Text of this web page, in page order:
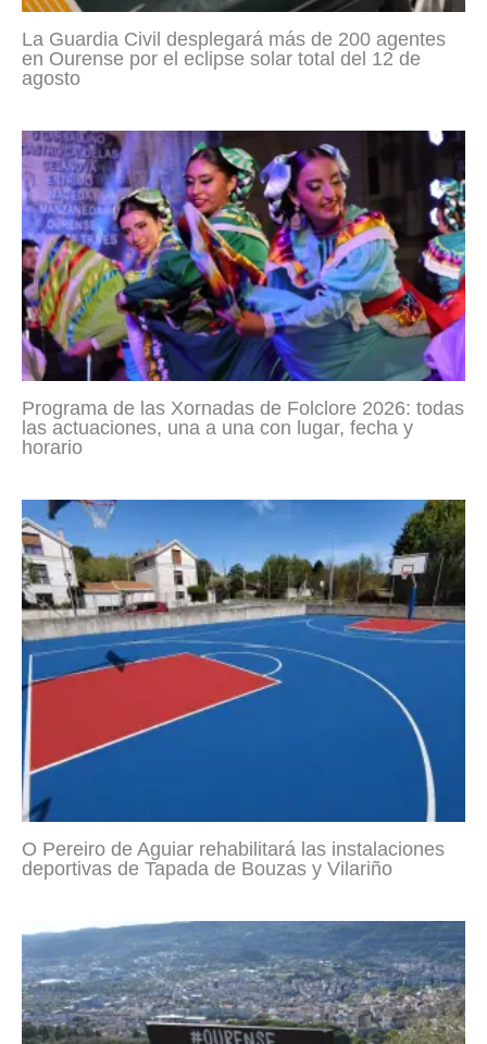
La Guardia Civil desplegará más de 200 agentes
en Ourense por el eclipse solar total del 12 de
agosto
Programa de las Xornadas de Folclore 2026: todas
las actuaciones, una a una con lugar, fecha y
horario
O Pereiro de Aguiar rehabilitará las instalaciones
deportivas de Tapada de Bouzas y Vilariño